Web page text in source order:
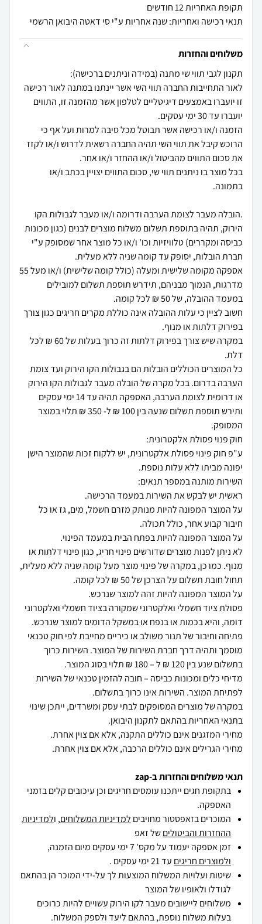
תקופת האחריות 12 חודשים
תנאי רכישה ואחריות: שנה אחריות ע"י סי דאטה היבואן הרשמי
משלוחים והחזרות
לאור התחייבות החברה תווי השי אשר יינתנו במתנה לאור רכישה
זו יועברו באמצעים דיגיטליים לטלפון אשר מהזמנה זו, התווים
הזמנה ו/או רכישה אשר תבוטל מכל סיבה למרות ועל אף כי
הרוכש קיבל את תווי השי תהיה החברה רשאית לדרוש ו/או לקזז
בכל מוצר בו ניתנים תווי שי, סכום התווים יצויין בכתב ו/או
.הובלה מעבר לצומת הערבה ודרומה ו/או מעבר לגבולות הקו
הירוק, תהיה בתוספת תשלום משלוח מוצרים לבנים (כגון מכונות
כביסה ומקררים) טלוויזיות וכו' ו/או כל מוצר אחר שמסופק ע"י
אספקה מקומה שלישית ומעלה (כולל קומה שלישית) ו/או מעל 55
מדרגות, הנמוך מבניהם, תידרש תוספת תשלום למובילים
חשוב לציין כי עלות ההובלה אינה כוללת מקרים חריגים כגון צורך
במקרה שיש צורך בפירוק דלתות זה כרוך בעלות של 60 ₪ לכל
כל המוצרים הכוללים הובלות הם בגבולות הקו הירוק ועד צומת
הערבה בדרום. בכל מקרה של הובלה מעבר לגבולות הקו הירוק
או דרומית לצומת הערבה, האספקה תהיה עד 14 ימי עסקים
ותירש תוספת תשלום שנעה בין 100 ₪ ל- 350 ₪ תלוי במוצר
ע"פ חוק פינוי פסולת אלקטרונית, יש ללקוח זכות שהמוצר הישן
על המוצר המפונה להיות מנותק מזרם חשמל, מים, גז או כל
לא ניתן לפנות מוצרים שדורשים פינוי חריג, כגון פינוי דלתות או
מנוף. כמו כן, במקרה של פינוי מוצר מעל קומה שניה ללא מעלית,
פסולת ציוד חשמלי ואלקטרוני שמקורה בציוד חשמלי ואלקטרוני
פתיחה וחיבור של תנור משולב או כיריים מחייבת לפי חוק טכנאי
מוסמך ותהיה דרך חברת השירות של המוצר. השירות כרוך
מדיחי כלים ומכונות כביסה – חובה להזמין טכנאי של השירות
במקרה של מוצרים המסופקים לבתי עסק ומשרדים, ייתכן שינוי
מחירי הגרילים אינם כוללים הרכבה, אלא אם צוין אחרת.
תנאי משלוחים והחזרות ב-zap
בתקופת חגים ייתכנו עומסים חריגים וכן עיכובים קלים בזמני
האספקה.
המוכרים בזאפסטור מחויבים למדיניות המשלוחים, ולמדיניות
ההחזרות והביטוליםשל זאפ
זמן אספקה יעמוד על מקס' 7 ימי עסקים מיום הזמנה,
ולמוצרים חריגים עד 21 ימי עסקים .
שיטות ועלויות המשלוח המוצעות לך על-ידי המוכר הן בהתאם
לגודלו ולאופיו של המוצר
משלוחים ליישובים מעבר לקו הירוק עשויים להיות כרוכים
בעלות משלוח נוספת, בהתאם ליעד ולספק המשלוח.